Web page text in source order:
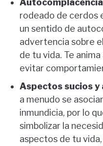
rodeado de cerdos
un sentido de
advertencia sobre
de tu vida. Te
evitar
Aspectos sucios y
a menudo se
inmundicia, por lo
simbolizar la
aspectos de tu